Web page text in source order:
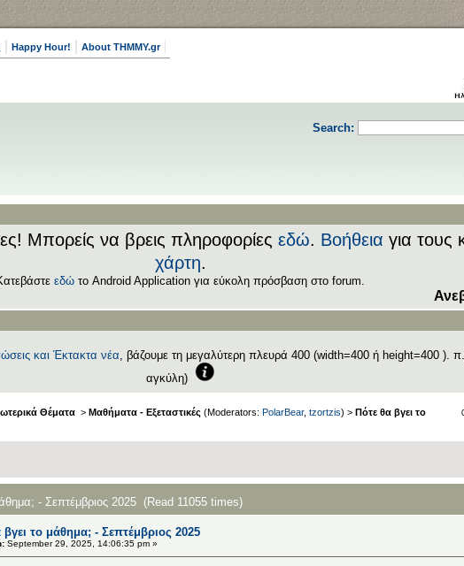
Happy Hour! About THMMY.gr
Search:
Μπορείς να βρεις πληροφορίες εδώ. Βοήθεια για τους
χάρτη.
εδώ το Android Application για εύκολη πρόσβαση στο forum.
Ανεβάζετε
και Έκτακτα νέα, βάζουμε τη μεγαλύτερη πλευρά 400 (width=400 ή height=400 ).
αγκύλη)
Θέματα > Μαθήματα - Εξεταστικές (Moderators: PolarBear, tzortzis) > Πότε θα βγει το
- Σεπτέμβριος 2025 (Read 11055 times)
βγει το μάθημα; - Σεπτέμβριος 2025
September 29, 2025, 14:06:35 pm »